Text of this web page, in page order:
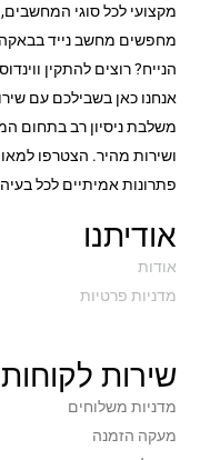
מקצועי לכל סוגי
מחפשים מחשב נייד
הנייח? רוצים להתקין
אנחנו כאן בשבילכם עם
משלבת ניסיון רב בתחום
ושירות מהיר. הצטרפו
פתרונות אמיתיים לכל
אודיתנו
אודות
מדניות פרטיות
שירות לקוחות
מדניות משלוחים
מעקה הזמנה